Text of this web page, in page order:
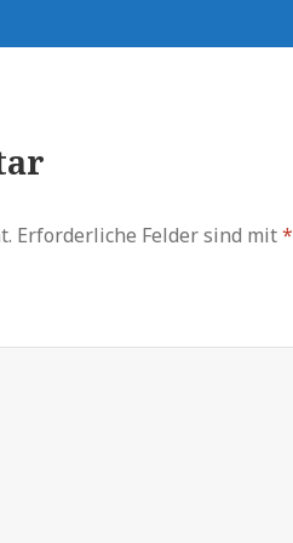
Erforderliche Felder sind mit*